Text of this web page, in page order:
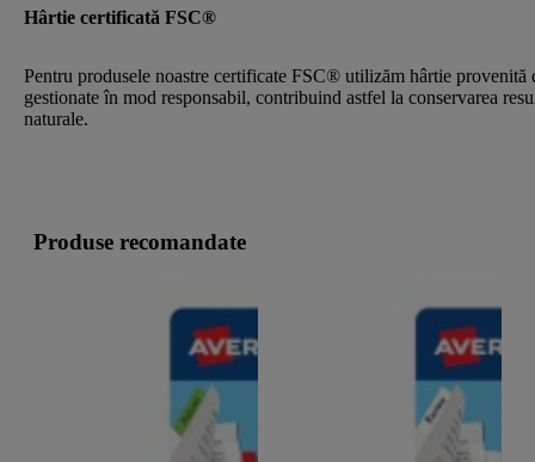
Hârtie certificată FSC®
Pentru produsele noastre certificate FSC® utilizăm hârtie provenită
gestionate în mod responsabil, contribuind astfel la conservarea
naturale.
Produse recomandate